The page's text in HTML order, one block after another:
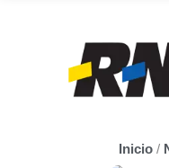
Inicio /